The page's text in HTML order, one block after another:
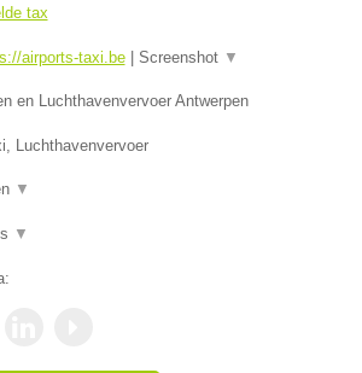
tax
airports-taxi.be| Screenshot ▼
en Luchthavenvervoer Antwerpen
Luchthavenvervoer
▼
▼